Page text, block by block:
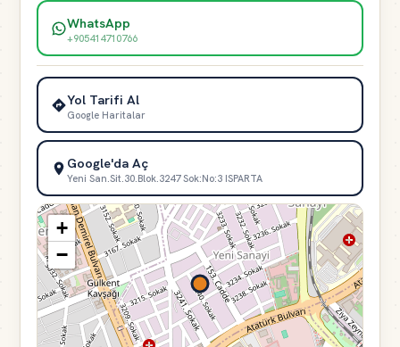
WhatsApp
+905414710766
Yol Tarifi Al
Google Haritalar
Google'da Aç
Yeni San.Sit.30.Blok.3247 Sok:No:3 ISPARTA
+
−